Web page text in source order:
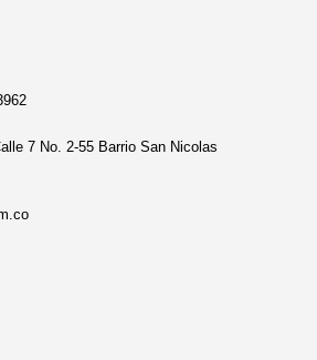
7 No. 2-55 Barrio San Nicolas